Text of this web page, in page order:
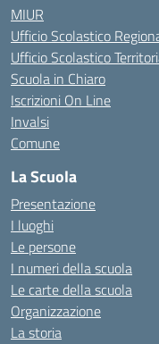
MIUR
Ufficio Scolastico
Ufficio Scolastico
Scuola in Chiaro
Iscrizioni On Line
Invalsi
Comune
La Scuola
Presentazione
I luoghi
Le persone
I numeri della scuola
Le carte della scuola
Organizzazione
La storia